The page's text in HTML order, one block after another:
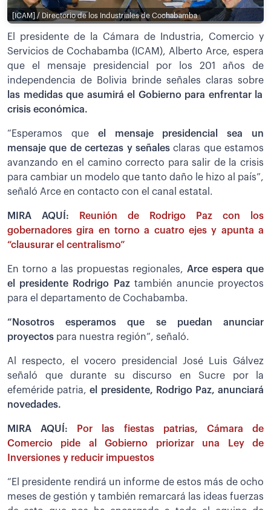
[ICAM] / Directorio de los Industriales de Cochabamba
El presidente de la Cámara de Industria, Comercio y
Servicios de Cochabamba (ICAM), Alberto Arce, espera
que el mensaje presidencial por los 201 años de
independencia de Bolivia brinde señales claras sobre
las medidas que asumirá el Gobierno para enfrentar la
crisis económica.
“Esperamos queel mensaje presidencial sea un
mensaje que de certezas y señalesclaras que estamos
avanzando en el camino correcto para salir de la crisis
para cambiar un modelo que tanto daño le hizo al país”,
señaló Arce en contacto con el canal estatal.
MIRA AQUÍ:
Reunión de Rodrigo Paz con los
gobernadores gira en torno a cuatro ejes y apunta a
“clausurar el centralismo”
En torno a las propuestas regionales, Arce espera que
el presidente Rodrigo Paz también anuncie proyectos
para el departamento de Cochabamba.
“Nosotros esperamos que se puedan anunciar
proyectos para nuestra región”, señaló.
Al respecto, el vocero presidencial José Luis Gálvez
señaló que durante su discurso en Sucre por la
efeméride patria,el presidente, Rodrigo Paz, anunciará
novedades.
MIRA AQUÍ:
Por las fiestas patrias, Cámara de
Comercio pide al Gobierno priorizar una Ley de
Inversiones y reducir impuestos
“El presidente rendirá un informe de estos más de ocho
meses de gestión y también remarcará las ideas fuerzas